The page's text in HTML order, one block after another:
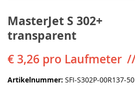
MasterJet S 302+
transparent
€ 3,26 pro Laufmeter
Artikelnummer SFI-S302P-00R137-50